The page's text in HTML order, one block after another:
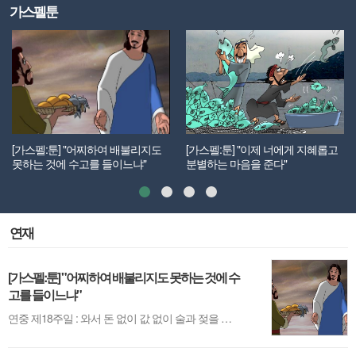
가스펠툰
[가스펠:툰] "어찌하여 배불리지도
못하는 것에 수고를 들이느냐"
[가스펠:툰] "이제 너에게 지혜롭고
분별하는 마음을 준다"
연재
[가스펠:툰] "어찌하여 배불리지도 못하는 것에 수
고를 들이느냐"
연중 제18주일 : 와서 돈 없이 값 없이 술과 젖을 사라